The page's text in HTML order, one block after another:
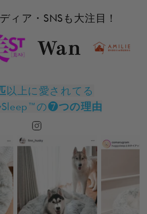
ィア・SNSも大注目！
以上に愛されてる
の❼つの理由